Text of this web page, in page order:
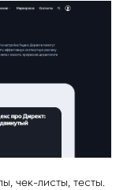
чек-листы, тесты.